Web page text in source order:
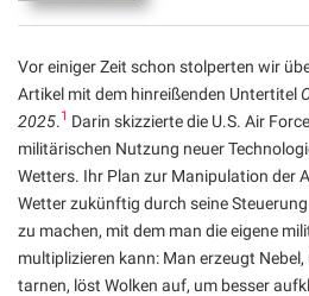
Vor einiger Zeit schon stolperten wir
Artikel mit dem hinreißenden Untertitel
2025. 1 Darin skizzierte die U.S. Air
militärischen Nutzung neuer
Wetters. Ihr Plan zur Manipulation der
Wetter zukünftig durch seine
zu machen, mit dem man die eigene
multiplizieren kann: Man erzeugt
tarnen, löst Wolken auf, um besser